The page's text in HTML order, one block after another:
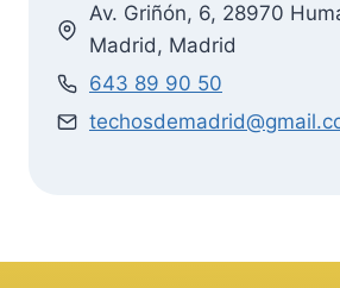
Av. Griñón, 6, 28970
Madrid, Madrid
643 89 90 50